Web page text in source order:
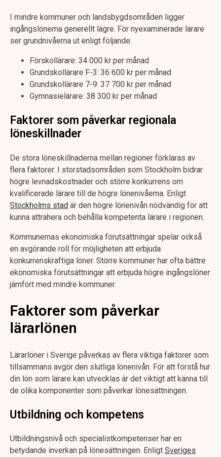
I mindre kommuner och landsbygdsområden ligger
ingångslönerna generellt lägre. För nyexaminerade lärare
ser grundnivåerna ut enligt följande:
Förskollärare: 34 000 kr per månad
Grundskollärare F-3: 36 600 kr per månad
Grundskollärare 7-9: 37 700 kr per månad
Gymnasielärare: 38 300 kr per månad
Faktorer som påverkar regionala
löneskillnader
De stora löneskillnaderna mellan regioner förklaras av
flera faktorer. I storstadsområden som Stockholm bidrar
högre levnadskostnader och större konkurrens om
kvalificerade lärare till de högre lönenivåerna. Enligt
Stockholms stad är den högre lönenivån nödvändig för att
kunna attrahera och behålla kompetenta lärare i regionen.
Kommunernas ekonomiska förutsättningar spelar också
en avgörande roll för möjligheten att erbjuda
konkurrenskraftiga löner. Större kommuner har ofta bättre
ekonomiska förutsättningar att erbjuda högre ingångslöner
jämfört med mindre kommuner.
Faktorer som påverkar
lärarlönen
Lärarlöner i Sverige påverkas av flera viktiga faktorer som
tillsammans avgör den slutliga lönenivån. För att förstå hur
din lön som lärare kan utvecklas är det viktigt att känna till
de olika komponenter som påverkar lönesättningen.
Utbildning och kompetens
Utbildningsnivå och specialistkompetenser har en
betydande inverkan på lönesättningen. Enligt Sveriges